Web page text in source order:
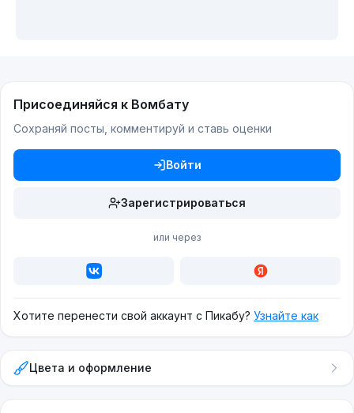
Присоединяйся к Вомбату
Сохраняй посты, комментируй и ставь оценки
Войти
Зарегистрироваться
или через
Хотите перенести свой аккаунт с Пикабу? Узнайте как
Цвета и оформление